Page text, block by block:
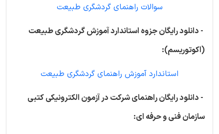
سوالات راهنمای گردشگری طبیعت
- دانلود رایگان جزوه استاندارد آموزش گردشگری طبیعت
(اکوتوریسم):
استاندارد آموزش راهنمای گردشگری طبیعت
- دانلود رایگان راهنمای شرکت در آزمون الکترونیکی کتبی
سازمان فنی و حرفه ای: